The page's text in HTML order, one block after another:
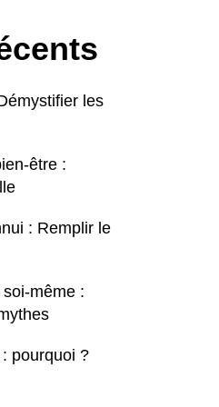
les
être :
: Remplir le
même :
pourquoi ?